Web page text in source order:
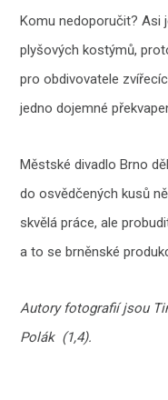
Komu nedoporučit? Asi
plyšových kostýmů,
pro obdivovatele
jedno dojemné
Městské divadlo Brno
do osvědčených kusů
skvělá práce, ale
a to se brněnské
Autory fotografií jsou
Polák (1,4).